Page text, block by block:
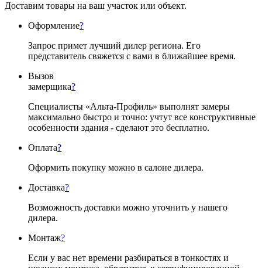
Доставим товары на ваш участок или объект.
Оформление?
Запрос примет лучший дилер региона. Его
представитель свяжется с вами в ближайшее время.
Вызов
замерщика?
Специалисты «Альта-Профиль» выполнят замеры
максимально быстро и точно: учтут все конструктивные
особенности здания - сделают это бесплатно.
Оплата?
Оформить покупку можно в салоне дилера.
Доставка?
Возможность доставки можно уточнить у нашего
дилера.
Монтаж?
Если у вас нет времени разбираться в тонкостях и